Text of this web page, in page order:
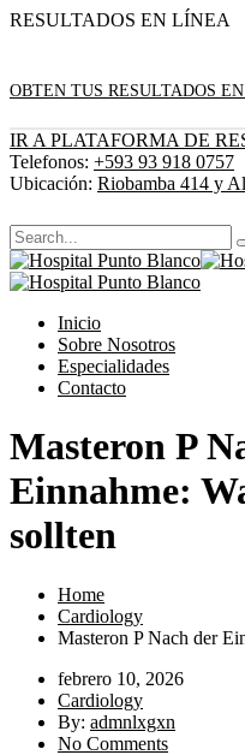
RESULTADOS EN LÍNEA
OBTEN TUS RESULTADOS
IR A PLATAFORMA DE
Telefonos: +593 93 918 0757
Ubicación: Riobamba 414 y
Inicio
Sobre Nosotros
Especialidades
Contacto
Masteron P
Einnahme:
sollten
Home
Cardiology
Masteron P Nach der
febrero 10, 2026
Cardiology
By: admnlxgxn
No Comments